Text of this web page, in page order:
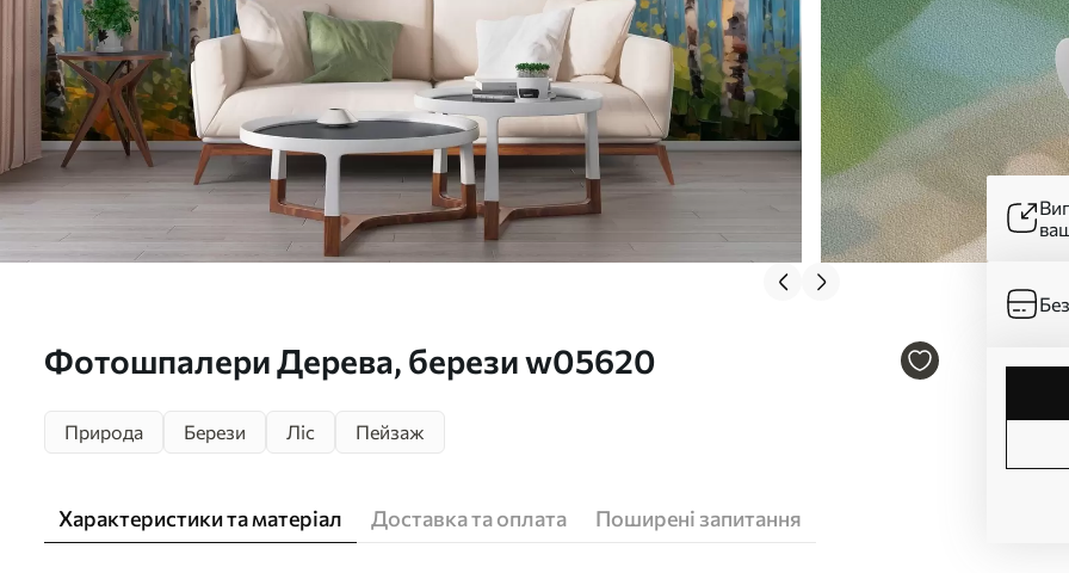
Фотошпалери Дерева, берези w05620
Природа Берези Ліс Пейзаж
Характеристики та матеріал Доставка та оплата Поширені запитання